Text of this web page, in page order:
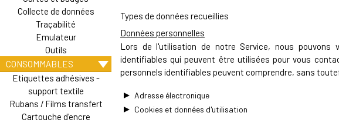
Collecte de données
Traçabilité
Emulateur
Outils
CONSOMMABLES
Etiquettes adhésives -
support textile
Rubans / Films transfert
Cartouche d'encre
Types de données recueillies
Données personnelles
Lors de l'utilisation de notre Service, nous pouvons
identifiables qui peuvent être utilisées pour vous
personnels identifiables peuvent comprendre, sans
Adresse électronique
Cookies et données d'utilisation